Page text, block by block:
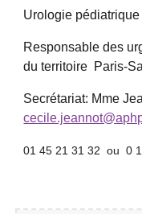
Urologie pédiatrique
Responsable des
du territoire Paris-
Secrétariat: Mme
01 45 21 31 32 ou 0